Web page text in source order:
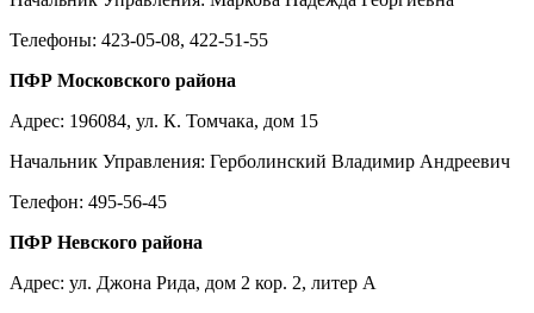
Телефоны: 423-05-08, 422-51-55
ПФР Московского района
Адрес: 196084, ул. К. Томчака, дом 15
Начальник Управления: Герболинский Владимир Андреевич
Телефон: 495-56-45
ПФР Невского района
Адрес: ул. Джона Рида, дом 2 кор. 2, литер А